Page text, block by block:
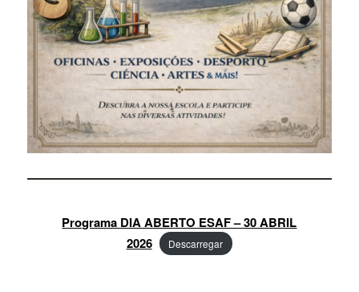
Programa DIA ABERTO ESAF – 30 ABRIL
2026
Descarregar